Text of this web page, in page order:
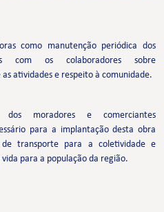
como manutenção periódica dos
com os colaboradores sobre
atividades e respeito à comunidade.
dos moradores e comerciantes
para a implantação desta obra
transporte para a coletividade e
para a população da região.